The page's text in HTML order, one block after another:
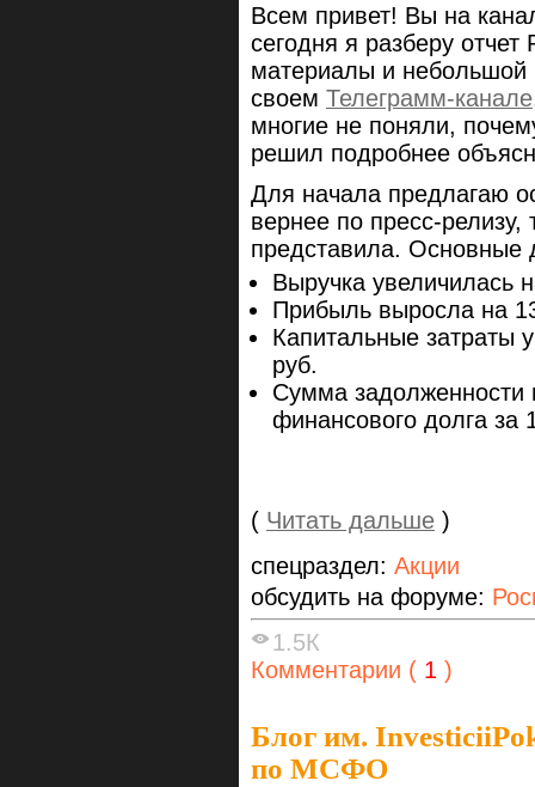
Всем привет! Вы на
сегодня я разберу
материалы и небольшой
своем Телеграмм-канале
многие не поняли,
решил подробнее
Для начала предлагаю
вернее по пресс-релизу,
представила. Основные
Выручка увеличилась
Прибыль выросла на
Капитальные затраты
руб.
Сумма задолженности
финансового долга за
( Читать дальше )
спецраздел: Акции
обсудить на форуме:
1.5К
Комментарии ( 1 )
Блог им.
по МСФО